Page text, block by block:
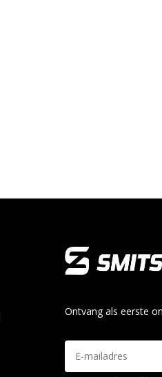
Ontvang als eerste